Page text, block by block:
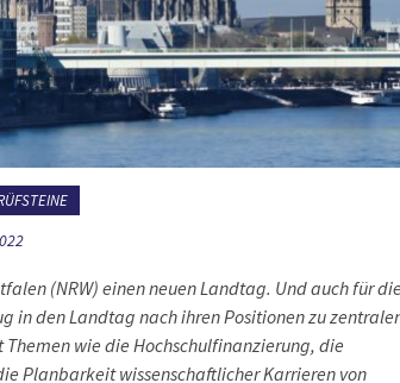
(NRW) einen neuen Landtag. Und auch für
in den Landtag nach ihren Positionen zu
wie die Hochschulfinanzierung, die
Planbarkeit wissenschaftlicher Karrieren von